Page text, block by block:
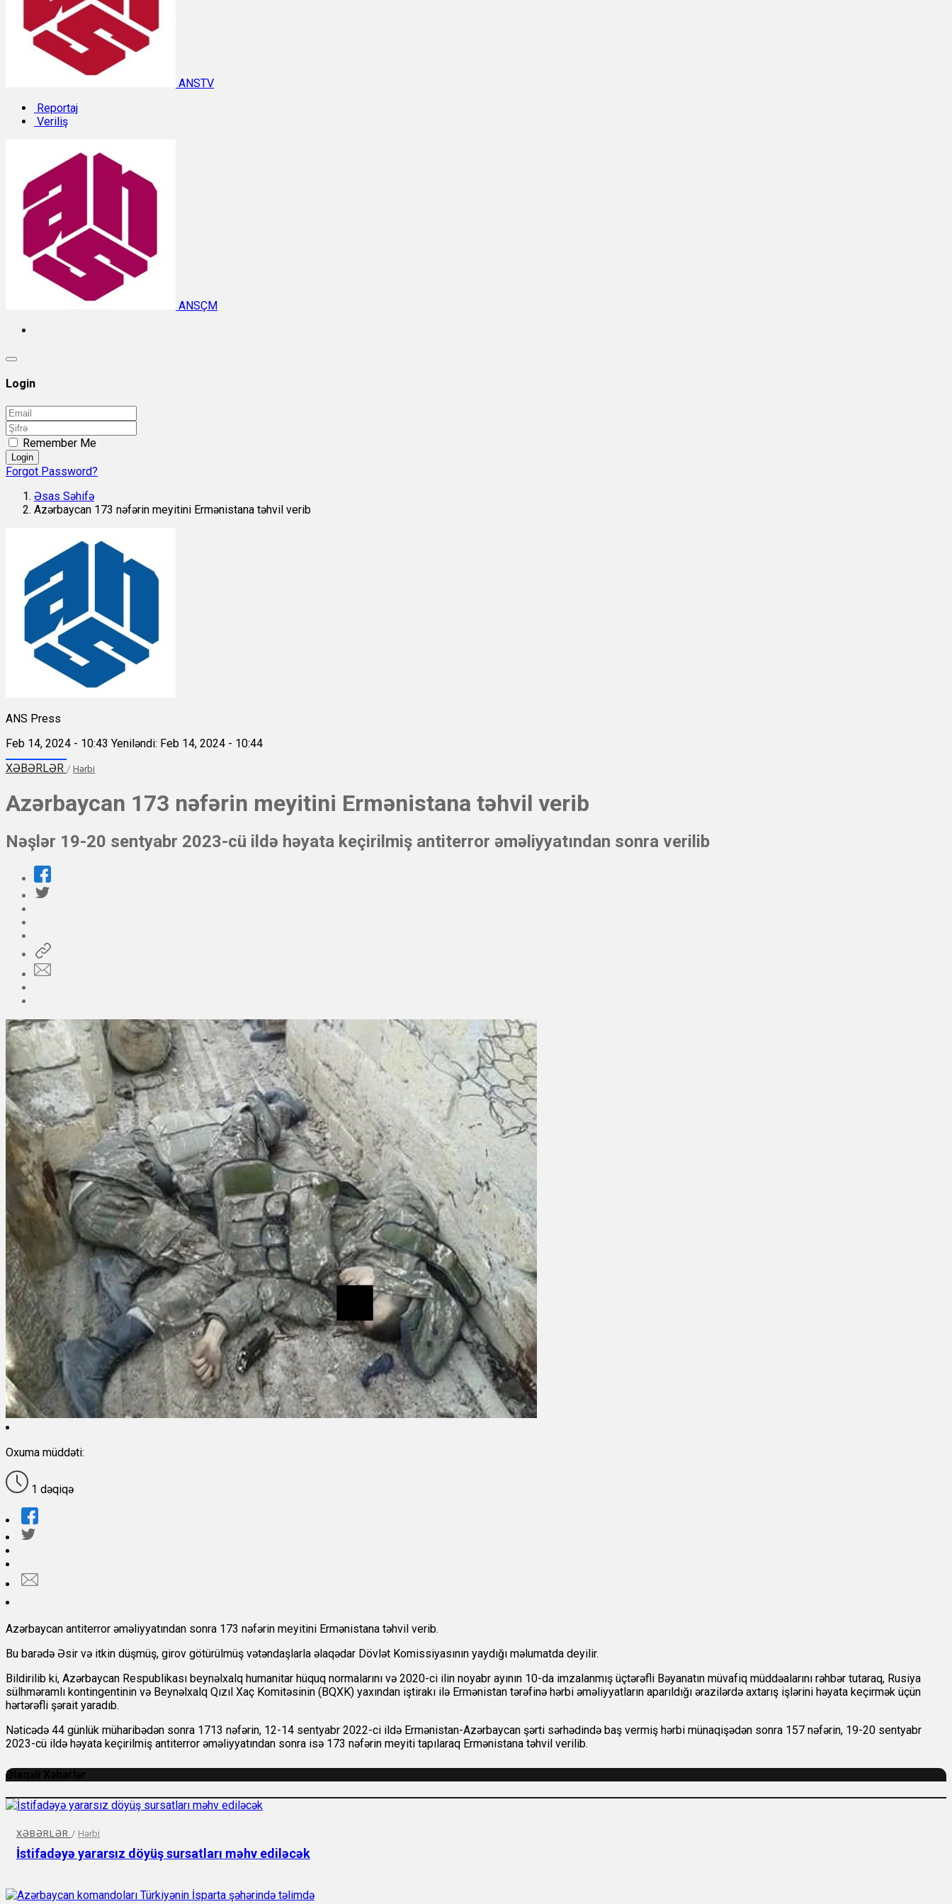
ANSTV
Reportaj
Veriliş
ANSÇM
Login
Remember Me
Login
Forgot Password?
Əsas Səhifə
Azərbaycan 173 nəfərin meyitini Ermənistana təhvil verib
ANS Press
Feb 14, 2024 - 10:43 Yeniləndi: Feb 14, 2024 - 10:44
XƏBƏRLƏR / Hərbi
Azərbaycan 173 nəfərin meyitini Ermənistana təhvil verib
Nəşlər 19-20 sentyabr 2023-cü ildə həyata keçirilmiş antiterror əməliyyatından sonra verilib
Oxuma müddəti:
1 dəqiqə
Azərbaycan antiterror əməliyyatından sonra 173 nəfərin meyitini Ermənistana təhvil verib.
Bu barədə Əsir və itkin düşmüş, girov götürülmüş vətəndaşlarla əlaqədar Dövlət Komissiyasının yaydığı məlumatda deyilir.
Bildirilib ki, Azərbaycan Respublikası beynəlxalq humanitar hüquq normalarını və 2020-ci ilin noyabr ayının 10-da imzalanmış üçtərəfli Bəyanatın müvafiq müddəalarını rəhbər tutaraq, Rusiya
sülhməramlı kontingentinin və Beynəlxalq Qızıl Xaç Komitəsinin (BQXK) yaxından iştirakı ilə Ermənistan tərəfinə hərbi əməliyyatların aparıldığı ərazilərdə axtarış işlərini həyata keçirmək üçün
hərtərəfli şərait yaradıb.
Nəticədə 44 günlük müharibədən sonra 1713 nəfərin, 12-14 sentyabr 2022-ci ildə Ermənistan-Azərbaycan şərti sərhədində baş vermiş hərbi münaqişədən sonra 157 nəfərin, 19-20 sentyabr
2023-cü ildə həyata keçirilmiş antiterror əməliyyatından sonra isə 173 nəfərin meyiti tapılaraq Ermənistana təhvil verilib.
Əlaqəli Xəbərlər
XƏBƏRLƏR / Hərbi
İstifadəyə yararsız döyüş sursatları məhv ediləcək